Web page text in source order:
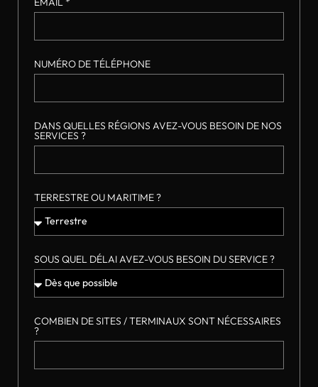
NUMÉRO DE TÉLÉPHONE
DANS QUELLES RÉGIONS AVEZ-VOUS BESOIN DE NOS
SERVICES ?
TERRESTRE OU MARITIME ?
SOUS QUEL DÉLAI AVEZ-VOUS BESOIN DU SERVICE ?
COMBIEN DE SITES / TERMINAUX SONT NÉCESSAIRES
?